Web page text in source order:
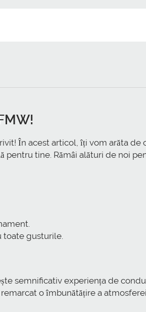
!
În acest articol, îți vom arăta de
pentru tine. Rămâi alături de noi
toate gusturile.
semnificativ experiența de
remarcat o îmbunătățire a